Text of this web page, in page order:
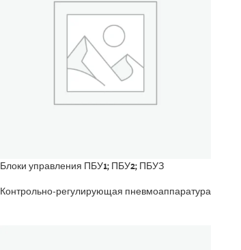
Блоки управления ПБУ1; ПБУ2; ПБУЗ
Контрольно-регулирующая пневмоаппаратура